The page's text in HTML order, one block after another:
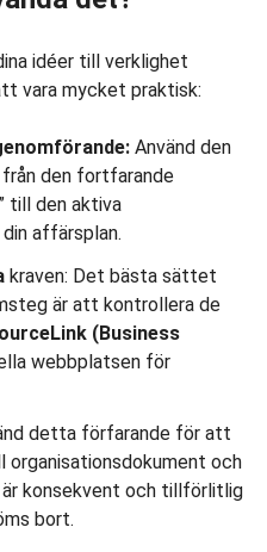
idéer till verklighet
vara mycket praktisk:
Använd den
den fortfarande
till den aktiva
affärsplan.
kraven: Det bästa sättet
är att kontrollera de
(Business
webbplatsen för
detta förfarande för att
och
konsekvent och tillförlitlig
bort.